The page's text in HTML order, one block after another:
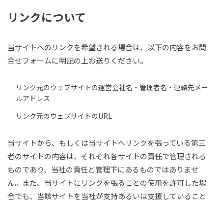
リンクについて
当サイトへのリンクを希望される場合は、以下の内容をお問
合せフォームに明記の上お送りください。
リンク元のウェブサイトの運営会社名・管理者名・連絡先メー
ルアドレス
リンク元のウェブサイトのURL
当サイトから、もしくは当サイトへリンクを張っている第三
者のサイトの内容は、それぞれ各サイトの責任で管理される
ものであり、当社の責任と管理下にあるものではありませ
ん。また、当サイトにリンクを張ることの使用を許可した場
合でも、当該サイトを当社が支持あるいは支援していること